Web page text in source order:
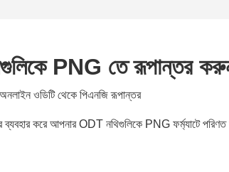
PNG তে রূপান্তর
অনলাইন ওডিটি থেকে পিএনজি রূপান্তর
ব্যবহার করে আপনার ODT নথিগুলিকে PNG ফর্ম্যাটে